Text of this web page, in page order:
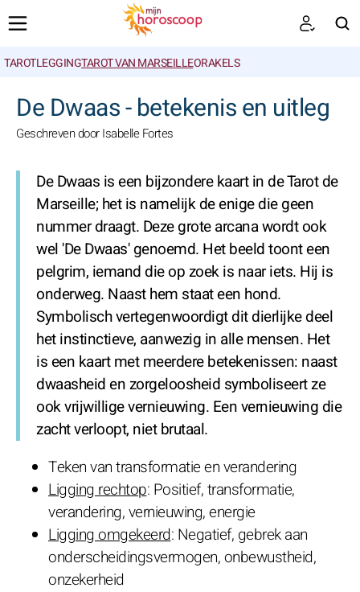
TAROTLEGGINGTAROT VAN MARSEILLEORAKELS
De Dwaas - betekenis en uitleg
Geschreven door Isabelle Fortes
De Dwaas is een bijzondere kaart in de Tarot de
Marseille; het is namelijk de enige die geen
nummer draagt. Deze grote arcana wordt ook
wel 'De Dwaas' genoemd. Het beeld toont een
pelgrim, iemand die op zoek is naar iets. Hij is
onderweg. Naast hem staat een hond.
Symbolisch vertegenwoordigt dit dierlijke deel
het instinctieve, aanwezig in alle mensen. Het
is een kaart met meerdere betekenissen: naast
dwaasheid en zorgeloosheid symboliseert ze
ook vrijwillige vernieuwing. Een vernieuwing die
zacht verloopt, niet brutaal.
Teken van transformatie en verandering
Ligging rechtop: Positief, transformatie,
verandering, vernieuwing, energie
Ligging omgekeerd: Negatief, gebrek aan
onderscheidingsvermogen, onbewustheid,
onzekerheid